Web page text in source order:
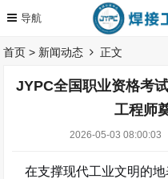
首页 > 新闻动态 正文
JYPC全国职业资格考
工程师
2026-05-03 08:00:03
在支撑现代工业文明的地